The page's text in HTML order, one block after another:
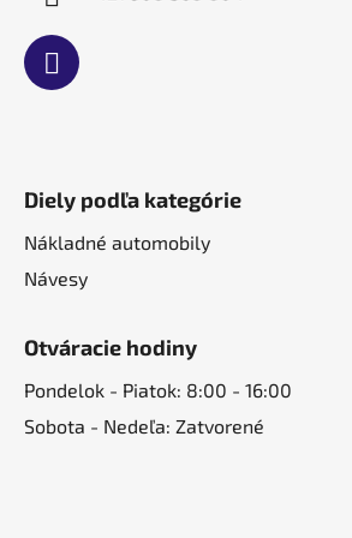
Diely podľa kategórie
Nákladné automobily
Návesy
Otváracie hodiny
Pondelok - Piatok: 8:00 - 16:00
Sobota - Nedeľa: Zatvorené